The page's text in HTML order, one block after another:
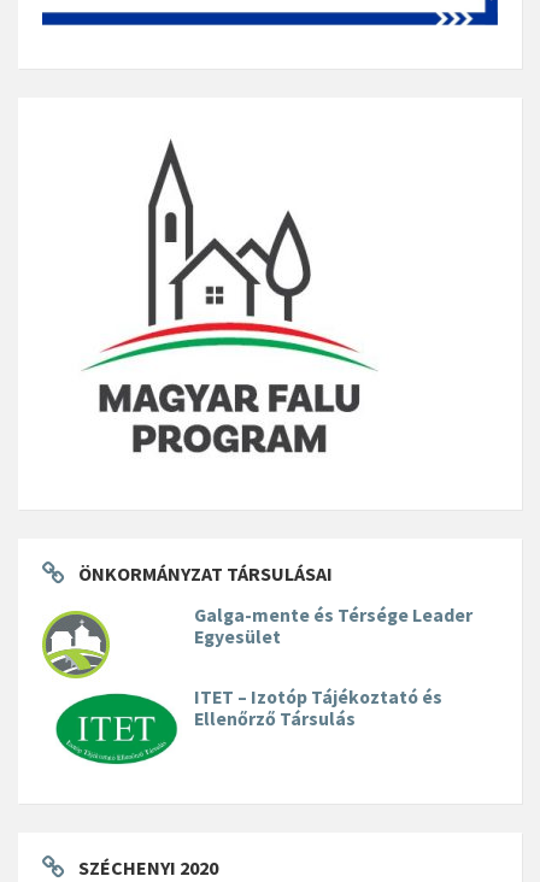
ÖNKORMÁNYZAT TÁRSULÁSAI
Galga-mente és Térsége Leader
Egyesület
ITET – Izotóp Tájékoztató és
Ellenőrző Társulás
SZÉCHENYI 2020